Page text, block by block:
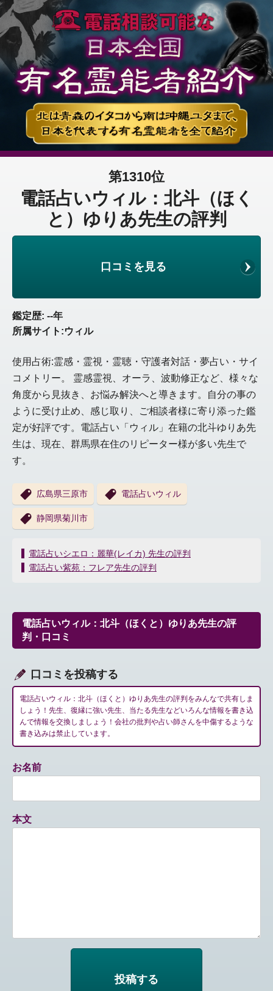
第1310位
電話占いウィル：北斗（ほく
と）ゆりあ先生の評判
口コミを見る
鑑定歴: --年
所属サイト:ウィル
使用占術:霊感・霊視・霊聴・守護者対話・夢占い・ サイ
コメトリー。 霊感霊視、オーラ、波動修正など、様々な
角度から見抜き、 お悩み解決へと導きます。自分の事の
ように受け止め、感じ取り、
ご相談者様に寄り添った鑑
定が好評です。電話占い「ウィル」在籍の北斗ゆりあ先
生は、現在、群馬県在住のリピーター様が多い先生で
す。
広島県三原市 電話占いウィル
静岡県菊川市
投
稿
ー
シ
ョ
電話占いシエロ：麗華(レイカ) 先生の評判
電話占い紫苑：フレア先生の評判
電話占いウィル：北斗（ほくと）ゆりあ先生の評
判・口コミ
口コミを投稿する
電話占いウィル：北斗（ほくと）ゆりあ先生の評判をみんなで共有しま
しょう！先生、復縁に強い先生、当たる先生などいろんな情報を書き込
んで情報を交換しましょう！会社の批判や占い師さんを中傷するような
書き込みは禁止しています。
お名前
本文